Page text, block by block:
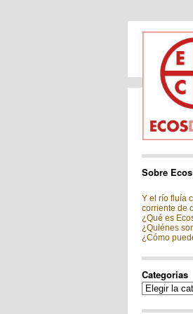
Sobre
Y el río fluía
corriente de
¿Qué es
¿Quiénes
¿Cómo
Categorias
Categorias